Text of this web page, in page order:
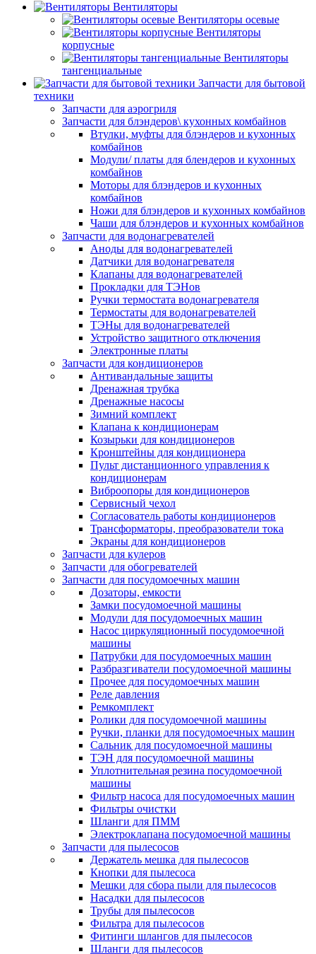
Вентиляторы
Вентиляторы осевые
Вентиляторы
корпусные
Вентиляторы
тангенциальные
Запчасти для бытовой
техники
Запчасти для аэрогриля
Запчасти для блэндеров\ кухонных комбайнов
Втулки, муфты для блэндеров и кухонных
комбайнов
Модули/ платы для блендеров и кухонных
комбайнов
Моторы для блэндеров и кухонных
комбайнов
Ножи для блэндеров и кухонных комбайнов
Чаши для блэндеров и кухонных комбайнов
Запчасти для водонагревателей
Аноды для водонагревателей
Датчики для водонагревателя
Клапаны для водонагревателей
Прокладки для ТЭНов
Ручки термостата водонагревателя
Термостаты для водонагревателей
ТЭНы для водонагревателей
Устройство защитного отключения
Электронные платы
Запчасти для кондиционеров
Антивандальные защиты
Дренажная трубка
Дренажные насосы
Зимний комплект
Клапана к кондиционерам
Козырьки для кондиционеров
Кронштейны для кондиционера
Пульт дистанционного управления к
кондиционерам
Виброопоры для кондиционеров
Сервисный чехол
Согласователь работы кондиционеров
Трансформаторы, преобразователи тока
Экраны для кондиционеров
Запчасти для кулеров
Запчасти для обогревателей
Запчасти для посудомоечных машин
Дозаторы, емкости
Замки посудомоечной машины
Модули для посудомоечных машин
Насос циркуляционный посудомоечной
машины
Патрубки для посудомоечных машин
Разбразгиватели посудомоечной машины
Прочее для посудомоечных машин
Реле давления
Ремкомплект
Ролики для посудомоечной машины
Ручки, планки для посудомоечных машин
Сальник для посудомоечной машины
ТЭН для посудомоечной машины
Уплотнительная резина посудомоечной
машины
Фильтр насоса для посудомоечных машин
Фильтры очистки
Шланги для ПММ
Электроклапана посудомоечной машины
Запчасти для пылесосов
Держатель мешка для пылесосов
Кнопки для пылесоса
Мешки для сбора пыли для пылесосов
Насадки для пылесосов
Трубы для пылесосов
Фильтра для пылесосов
Фитинги шлангов для пылесосов
Шланги для пылесосов